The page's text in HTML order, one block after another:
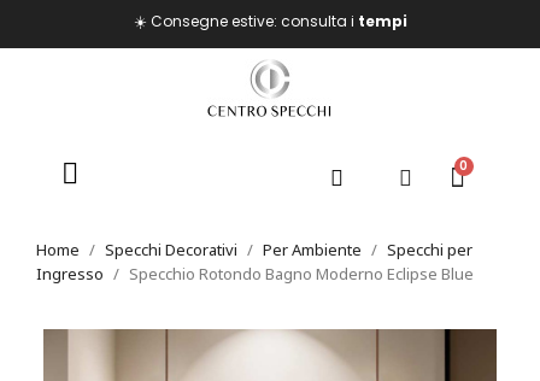
☀️ Consegne estive: consulta i tempi
Home Specchi Decorativi Per Ambiente
Specchi per
Ingresso
Specchio Rotondo Bagno Moderno Eclipse Blue